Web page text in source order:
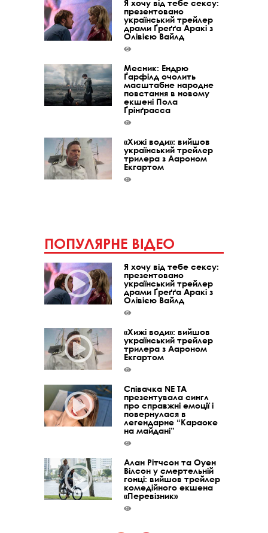
Я хочу від тебе сексу:
презентовано
український трейлер
драми Ґреґґа Аракі з
Олівією Вайлд
Месник: Ендрю
Ґарфілд очолить
масштабне народне
повстання в новому
екшені Пола
Ґрінґрасса
«Хижі води»: вийшов
український трейлер
трилера з Аароном
Екгартом
ПОПУЛЯРНЕ ВІДЕО
Я хочу від тебе сексу:
презентовано
український трейлер
драми Ґреґґа Аракі з
Олівією Вайлд
«Хижі води»: вийшов
український трейлер
трилера з Аароном
Екгартом
Співачка NE TA
презентувала сингл
про справжні емоції і
повернулася в
легендарне “Караоке
на майдані”
Алан Рітчсон та Оуен
Вілсон у смертельній
гонці: вийшов трейлер
комедійного екшена
«Перевізник»